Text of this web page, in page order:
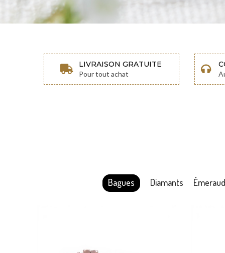
LIVRAISON GRATUITE
Pour tout achat
Bagues Diamants